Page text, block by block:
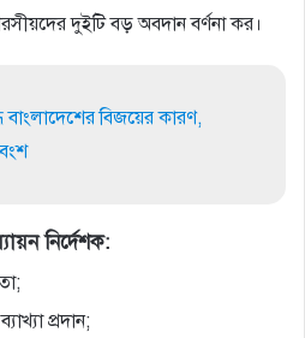
দুইটি বড় অবদান বর্ণনা কর।
বাংলাদেশের বিজয়ের কারণ,
নির্দেশক:
প্রদান;